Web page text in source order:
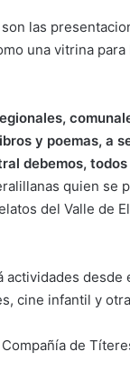
las
una vitrina
y poemas, a
debemos,
quien se
del Valle de
cine infantil y
de